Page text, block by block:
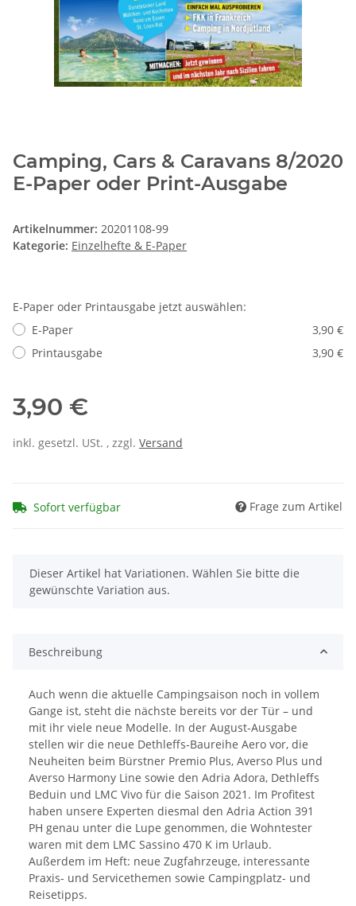
Camping, Cars & Caravans 8/2020
E-Paper oder Print-Ausgabe
Artikelnummer: 20201108-99
Kategorie: Einzelhefte & E-Paper
E-Paper oder Printausgabe jetzt auswählen:
E-Paper
3,90 €
Printausgabe
3,90 €
3,90 €
inkl. gesetzl. USt. , zzgl. Versand
Sofort verfügbar Frage zum Artikel
x
Dieser Artikel hat Variationen. Wählen Sie bitte die
gewünschte Variation aus.
Beschreibung
Auch wenn die aktuelle Campingsaison noch in vollem
Gange ist, steht die nächste bereits vor der Tür – und
mit ihr viele neue Modelle. In der August-Ausgabe
stellen wir die neue Dethleffs-Baureihe Aero vor, die
Neuheiten beim Bürstner Premio Plus, Averso Plus und
Averso Harmony Line sowie den Adria Adora, Dethleffs
Beduin und LMC Vivo für die Saison 2021. Im Profitest
haben unsere Experten diesmal den Adria Action 391
PH genau unter die Lupe genommen, die Wohntester
waren mit dem LMC Sassino 470 K im Urlaub.
Außerdem im Heft: neue Zugfahrzeuge, interessante
Praxis- und Servicethemen sowie Campingplatz- und
Reisetipps.